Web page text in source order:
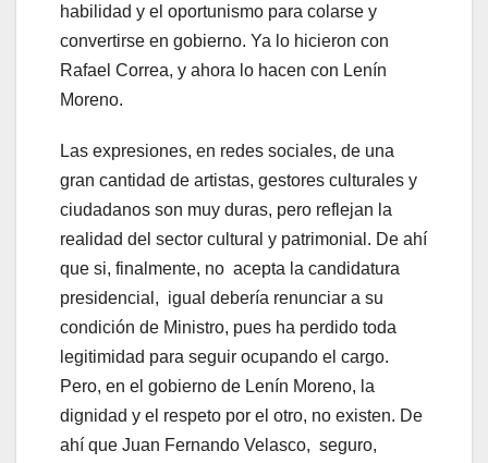
habilidad y el oportunismo para colarse y
convertirse en gobierno. Ya lo hicieron con
Rafael Correa, y ahora lo hacen con Lenín
Moreno.
Las expresiones, en redes sociales, de una
gran cantidad de artistas, gestores culturales y
ciudadanos son muy duras, pero reflejan la
realidad del sector cultural y patrimonial. De ahí
que si, finalmente, no acepta la candidatura
presidencial, igual debería renunciar a su
condición de Ministro, pues ha perdido toda
legitimidad para seguir ocupando el cargo.
Pero, en el gobierno de Lenín Moreno, la
dignidad y el respeto por el otro, no existen. De
ahí que Juan Fernando Velasco, seguro,